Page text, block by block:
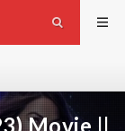
Movie ||